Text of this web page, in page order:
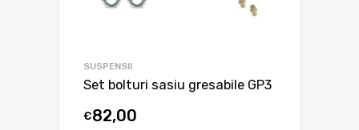
SUSPENSII
Set bolturi sasiu gresabile GP3
€82,00